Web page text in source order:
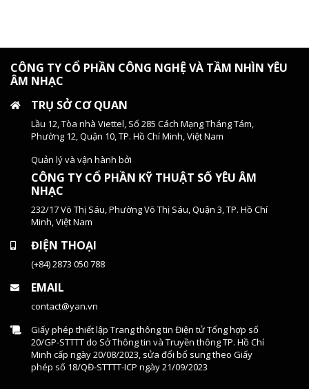
CÔNG TY CỔ PHẦN CÔNG NGHỆ VÀ TẦM NHÌN YÊU
ÂM NHẠC
TRỤ SỞ CƠ QUAN
Lầu 12, Tòa nhà Viettel, Số 285 Cách Mạng Tháng Tám,
Phường 12, Quận 10, TP. Hồ Chí Minh, Việt Nam
Quản lý và vận hành bởi
CÔNG TY CỔ PHẦN KỸ THUẬT SỐ YÊU ÂM
NHẠC
232/17 Võ Thị Sáu, Phường Võ Thị Sáu, Quận 3, TP. Hồ Chí
Minh, Việt Nam
ĐIỆN THOẠI
(+84) 2873 050 788
EMAIL
contact@yan.vn
Giấy phép thiết lập Trang thông tin Điện tử Tổng hợp số
20/GP-STTTT do Sở Thông tin và Truyền thông TP. Hồ Chí
Minh cấp ngày 20/08/2023, sửa đổi bổ sung theo Giấy
phép số 18/QĐ-STTTT-ICP ngày 21/09/2023